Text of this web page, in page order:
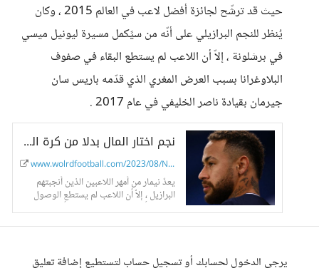
حيث قد ترشّح لجائزة أفضل لاعب في العالم 2015 ، وكان
يُنظر للنجم البرازيلي على أنّه من سيًكمل مسيرة ليونيل ميسي
في برشلونة ، إلاّ أن اللاعب لم يستطع البقاء في صفوف
البلاوغرانا بسبب العرض المغري الذي قدّمه باريس سان
جيرمان بقيادة ناصر الخليفي في عام 2017 .
نجم اختار المال بدلا من كرة القدم
www.wolrdfootball.com/2023/08/Neymar%2...
يعدّ نيمار من أمهر اللاعبين الذين أنجبتهم
البرازيل ، إلاّ أن اللاعب لم يستطع الوصول
إلى ما يأمل إليه وتحقيق جائزة أفضل لاعب
يرجى الدخول لحسابك أو تسجيل حساب لتستطيع إضافة تعليق